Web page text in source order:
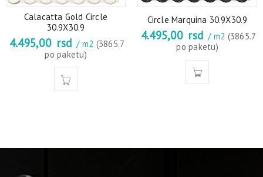
Calacatta Gold Circle
30.9X30.9
4.495,00 rsd / m2 (3865.7
po paketu)
Circle Marquina 30.9X30.9
4.495,00 rsd / m2 (3865.7
po paketu)